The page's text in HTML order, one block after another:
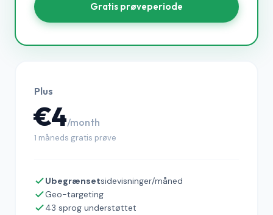
Gratis prøveperiode
Plus
€4/month
1 måneds gratis prøve
Ubegrænsetsidevisninger/måned
Geo-targeting
43 sprog understøttet